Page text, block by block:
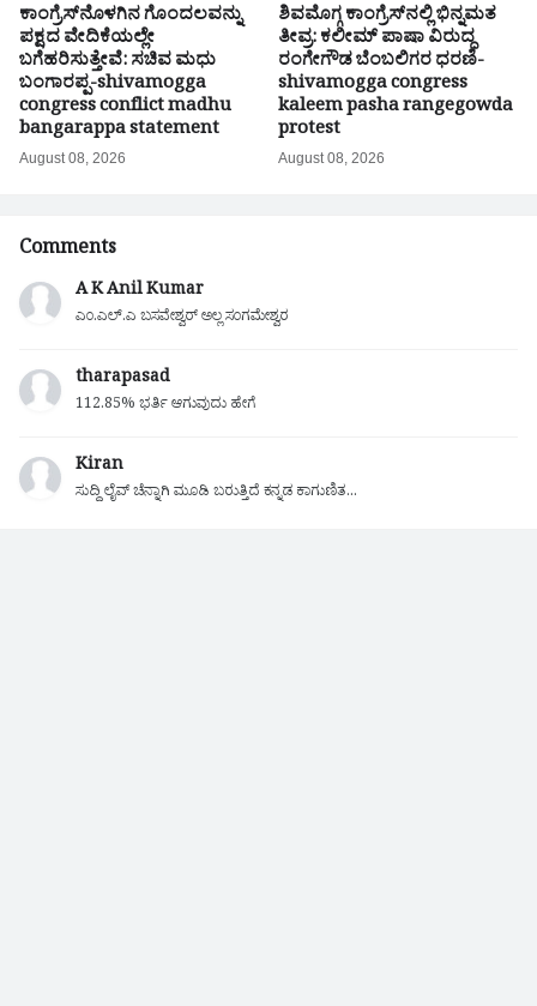
ಕಾಂಗ್ರೆಸ್‌ನೊಳಗಿನ ಗೊಂದಲವನ್ನು
ಪಕ್ಷದ ವೇದಿಕೆಯಲ್ಲೇ
ಬಗೆಹರಿಸುತ್ತೇವೆ: ಸಚಿವ ಮಧು
ಬಂಗಾರಪ್ಪ-shivamogga
congress conflict madhu
bangarappa statement
August 08, 2026
ಶಿವಮೊಗ್ಗ ಕಾಂಗ್ರೆಸ್‌ನಲ್ಲಿ ಭಿನ್ನಮತ
ತೀವ್ರ: ಕಲೀಮ್ ಪಾಷಾ ವಿರುದ್ಧ
ರಂಗೇಗೌಡ ಬೆಂಬಲಿಗರ ಧರಣಿ-
shivamogga congress
kaleem pasha rangegowda
protest
August 08, 2026
Comments
A K Anil Kumar
ಎಂ.ಎಲ್.ಎ ಬಸವೇಶ್ವರ್ ಅಲ್ಲ ಸಂಗಮೇಶ್ವರ
tharapasad
112.85% ಭರ್ತಿ ಆಗುವುದು ಹೇಗೆ
Kiran
ಸುದ್ದಿ ಲೈವ್ ಚೆನ್ನಾಗಿ ಮೂಡಿ ಬರುತ್ತಿದೆ ಕನ್ನಡ ಕಾಗುಣಿತ...